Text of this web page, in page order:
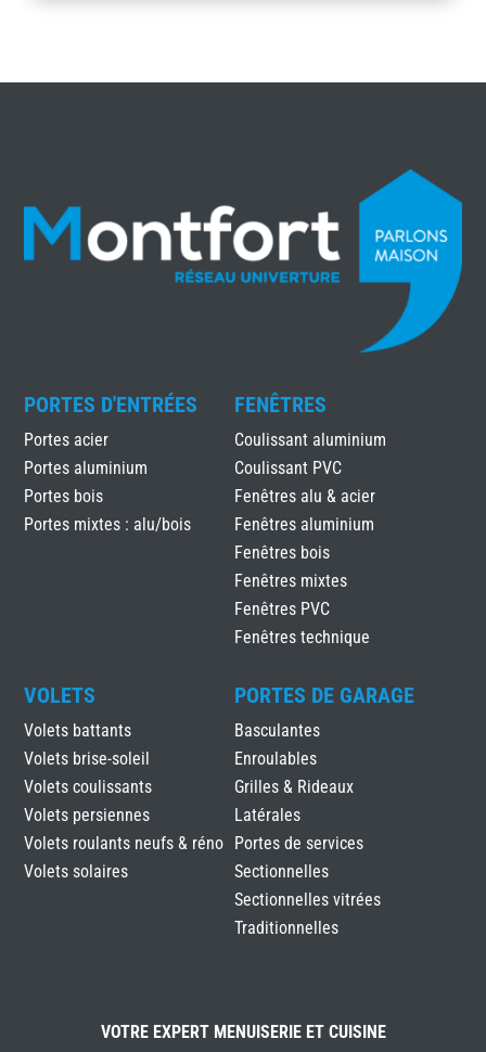
PORTES D'ENTRÉES
Portes acier
Portes aluminium
Portes bois
Portes mixtes : alu/bois
FENÊTRES
Coulissant aluminium
Coulissant PVC
Fenêtres alu & acier
Fenêtres aluminium
Fenêtres bois
Fenêtres mixtes
Fenêtres PVC
Fenêtres technique
VOLETS
Volets battants
Volets brise-soleil
Volets coulissants
Volets persiennes
Volets roulants neufs & réno
Volets solaires
PORTES DE GARAGE
Basculantes
Enroulables
Grilles & Rideaux
Latérales
Portes de services
Sectionnelles
Sectionnelles vitrées
Traditionnelles
VOTRE EXPERT MENUISERIE ET CUISINE